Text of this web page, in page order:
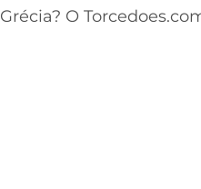
Grécia? O